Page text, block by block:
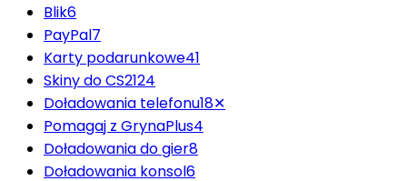
Blik6
PayPal7
Karty podarunkowe41
Skiny do CS2124
Doładowania telefonu18✕
Pomagaj z GrynaPlus4
Doładowania do gier8
Doładowania konsol6